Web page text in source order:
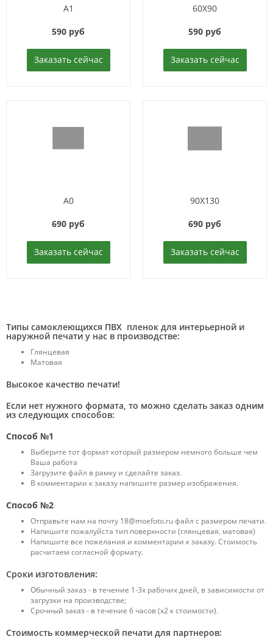
A1
590 руб
Заказать сейчас
60X90
590 руб
Заказать сейчас
A0
690 руб
Заказать сейчас
90X130
690 руб
Заказать сейчас
Типы самоклеющихся ПВХ пленок для интерьерной и
наружной печати у нас в производстве:
Глянцевая
Матовая
Высокое качество печати!
Если нет нужного формата, то можно cделать заказ одним
из следующих способов:
Способ №1
Выберите тот формат который размером немного больше чем
Ваша работа
Загрузите файл в рамку и сделайте заказ.
В комментарии к заказу напишите размер изображения.
Способ №2
Отправьте нам на почту 18@moefoto.ru файл с размером печати.
Напишите пожалуйста тип поверхности (глянцевая, матовая)
Напишите все пожелания и комментарии к заказу. Стоимость
расчитаем согласной формату.
Сроки изготовления:
Обычный заказ - в течение 1-3х рабочих дней, в зависимости от
загрузки на производстве;
Срочный заказ - в течение 6 часов (х2 к стоимости).
Стоимость коммерческой печати для партнеров: